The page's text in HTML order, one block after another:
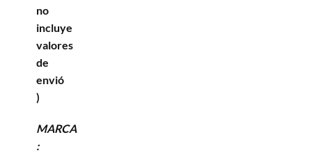
no
incluye
valores
de
envió
)
MARCA
: